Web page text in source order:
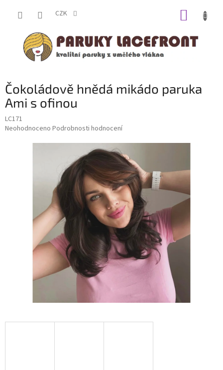
CZK
Čokoládově hnědá mikádo paruka
Ami s ofinou
LC171
Průměrné
Neohodnoceno Podrobnosti hodnocení